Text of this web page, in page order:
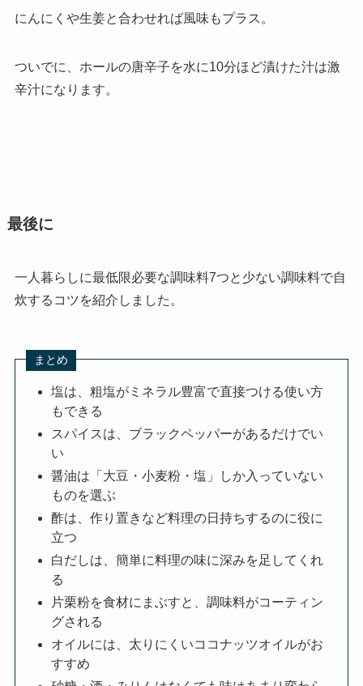
にんにくや生姜と合わせれば風味もプラス。
ついでに、ホールの唐辛子を水に10分ほど漬けた汁は激
辛汁になります。
最後に
一人暮らしに最低限必要な調味料7つと少ない調味料で自
炊するコツを紹介しました。
まとめ
塩は、粗塩がミネラル豊富で直接つける使い方
もできる
スパイスは、ブラックペッパーがあるだけでい
い
醤油は「大豆・小麦粉・塩」しか入っていない
ものを選ぶ
酢は、作り置きなど料理の日持ちするのに役に
立つ
白だしは、簡単に料理の味に深みを足してくれ
る
片栗粉を食材にまぶすと、調味料がコーティン
グされる
オイルには、太りにくいココナッツオイルがお
すすめ